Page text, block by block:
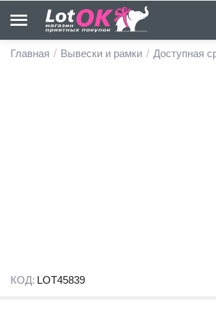
Главная / Вывески и рамки / Доступная
КОД: LOT45839